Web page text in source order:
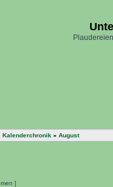
Kalenderchronik » August
]